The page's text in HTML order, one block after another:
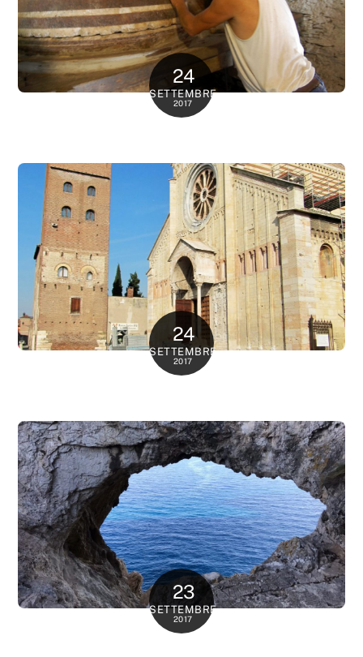
24
SETTEMBRE
2017
24
SETTEMBRE
2017
23
SETTEMBRE
2017